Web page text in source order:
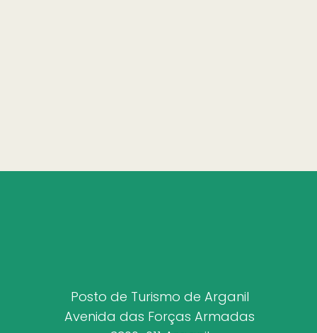
Posto de Turismo de Arganil
Avenida das Forças Armadas